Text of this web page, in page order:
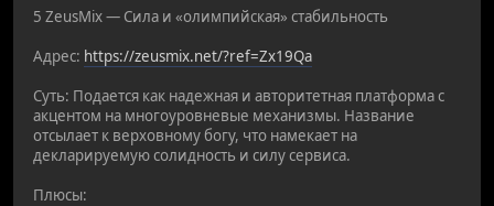
5 ZeusMix — Сила и «олимпийская» стабильность
Адрес: https://zeusmix.net/?ref=Zx19Qa
Суть: Подается как надежная и авторитетная платформа с
акцентом на многоуровневые механизмы. Название
отсылает к верховному богу, что намекает на
декларируемую солидность и силу сервиса.
Плюсы: